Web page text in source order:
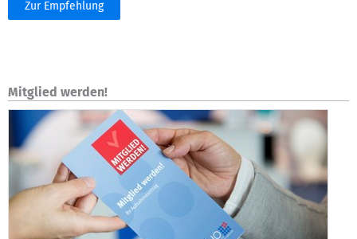
Zur Empfehlung
Mitglied werden!